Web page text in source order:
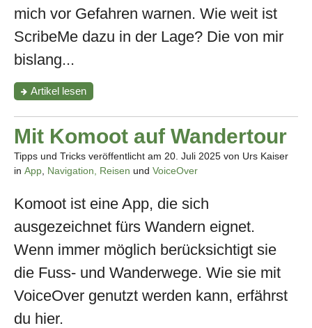
mich vor Gefahren warnen. Wie weit ist
ScribeMe dazu in der Lage? Die von mir
bislang...
Artikel"ScribeMe
–
eine
KI
App
mit
Live-
Unterstützung"
lesen
Mit Komoot auf Wandertour
Tipps und Tricks veröffentlicht am 20. Juli 2025 von Urs Kaiser
in App Navigation, Reisen und VoiceOver
Komoot ist eine App, die sich
ausgezeichnet fürs Wandern eignet.
Wenn immer möglich berücksichtigt sie
die Fuss- und Wanderwege. Wie sie mit
VoiceOver genutzt werden kann, erfährst
du hier.